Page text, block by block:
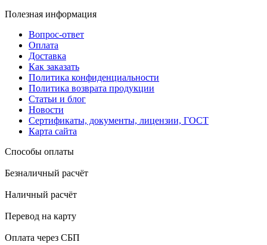
Полезная информация
Вопрос-ответ
Оплата
Доставка
Как заказать
Политика конфиденциальности
Политика возврата продукции
Статьи и блог
Новости
Сертификаты, документы, лицензии, ГОСТ
Карта сайта
Способы оплаты
Безналичный расчёт
Наличный расчёт
Перевод на карту
Оплата через СБП